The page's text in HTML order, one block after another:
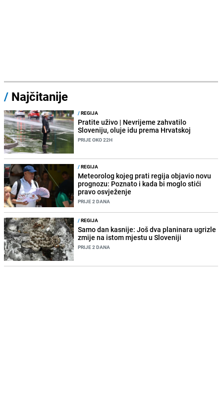
/ Najčitanije
/REGIJA
Pratite uživo | Nevrijeme zahvatilo
Sloveniju, oluje idu prema Hrvatskoj
PRIJE OKO 22H
/REGIJA
Meteorolog kojeg prati regija objavio novu
prognozu: Poznato i kada bi moglo stići
pravo osvježenje
PRIJE 2 DANA
/REGIJA
Samo dan kasnije: Još dva planinara ugrizle
zmije na istom mjestu u Sloveniji
PRIJE 2 DANA